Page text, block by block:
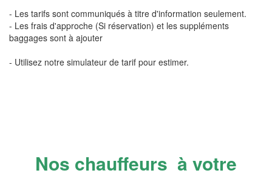
- Les tarifs sont communiqués à titre d'information seulement.
- Les frais d'approche (Si réservation) et les suppléments
baggages sont à ajouter
- Utilisez notre simulateur de tarif pour estimer.
Nos chauffeurs à votre